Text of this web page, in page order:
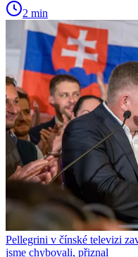
2 min
Pellegrini v čínské televizi
jsme chybovali, přiznal